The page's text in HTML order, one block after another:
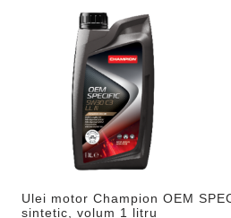
Ulei motor Champion OEM
sintetic, volum 1 litru